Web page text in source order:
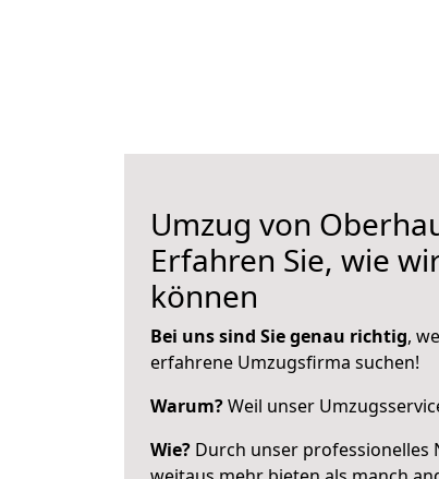
Umzug von
Erfahren Sie, wie
können
Bei uns sind Sie genau richtig,
erfahrene Umzugsfirma suchen!
Warum?Weil unser
Wie? Durch unser